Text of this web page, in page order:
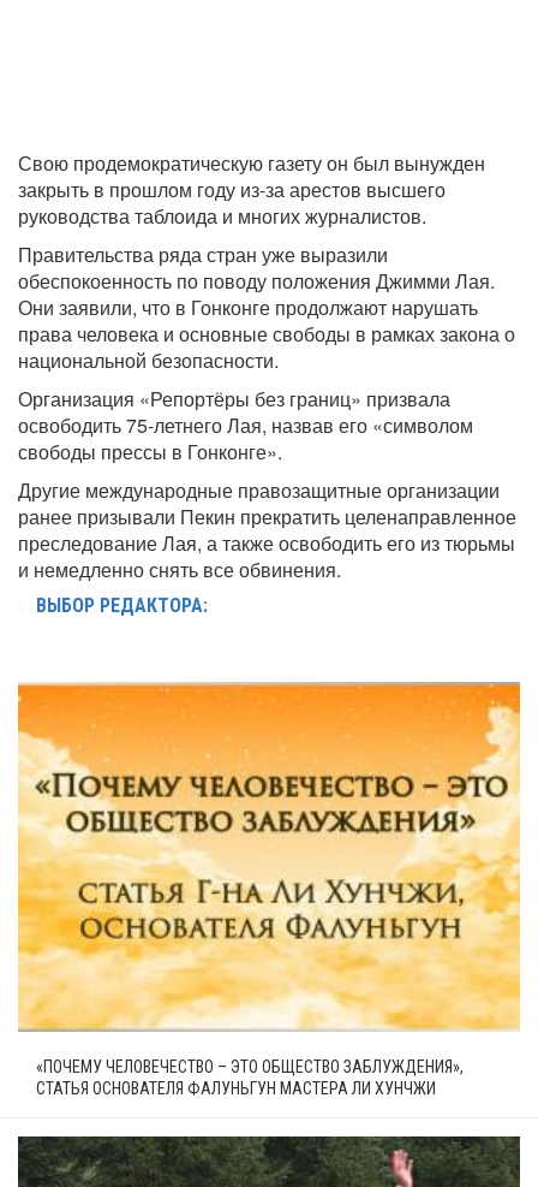
Свою продемократическую газету он был вынужден
закрыть в прошлом году из-за арестов высшего
руководства таблоида и многих журналистов.
Правительства ряда стран уже выразили
обеспокоенность по поводу положения Джимми Лая.
Они заявили, что в Гонконге продолжают нарушать
права человека и основные свободы в рамках закона о
национальной безопасности.
Организация «Репортёры без границ» призвала
освободить 75-летнего Лая, назвав его «символом
свободы прессы в Гонконге».
Другие международные правозащитные организации
ранее призывали Пекин прекратить целенаправленное
преследование Лая, а также освободить его из тюрьмы
и немедленно снять все обвинения.
ВЫБОР РЕДАКТОРА:
«ПОЧЕМУ ЧЕЛОВЕЧЕСТВО – ЭТО ОБЩЕСТВО ЗАБЛУЖДЕНИЯ»,
СТАТЬЯ ОСНОВАТЕЛЯ ФАЛУНЬГУН МАСТЕРА ЛИ ХУНЧЖИ